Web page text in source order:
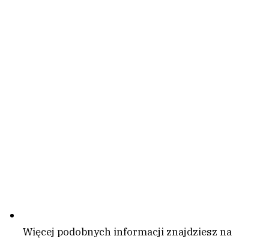
Więcej podobnych informacji znajdziesz na